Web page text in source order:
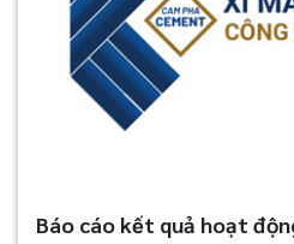
Báo cáo kết quả hoạt